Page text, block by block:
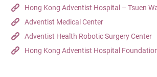
Hong Kong Adventist Hospital – Tsuen
Adventist Medical Center
Adventist Health Robotic Surgery Center
Hong Kong Adventist Hospital